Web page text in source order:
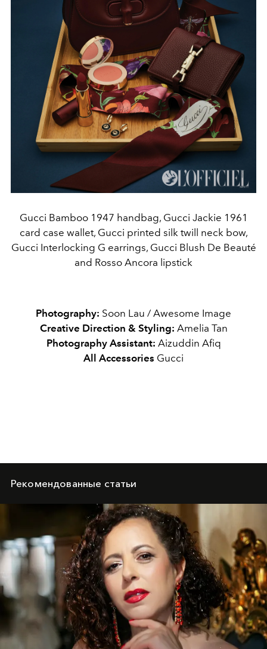
Gucci Bamboo 1947 handbag, Gucci Jackie 1961
card case wallet, Gucci printed silk twill neck bow,
Gucci Interlocking G earrings, Gucci Blush De Beauté
and Rosso Ancora lipstick
Photography: Soon Lau / Awesome Image
Creative Direction & Styling: Amelia Tan
Photography Assistant: Aizuddin Afiq
All Accessories Gucci
Рекомендованные статьи